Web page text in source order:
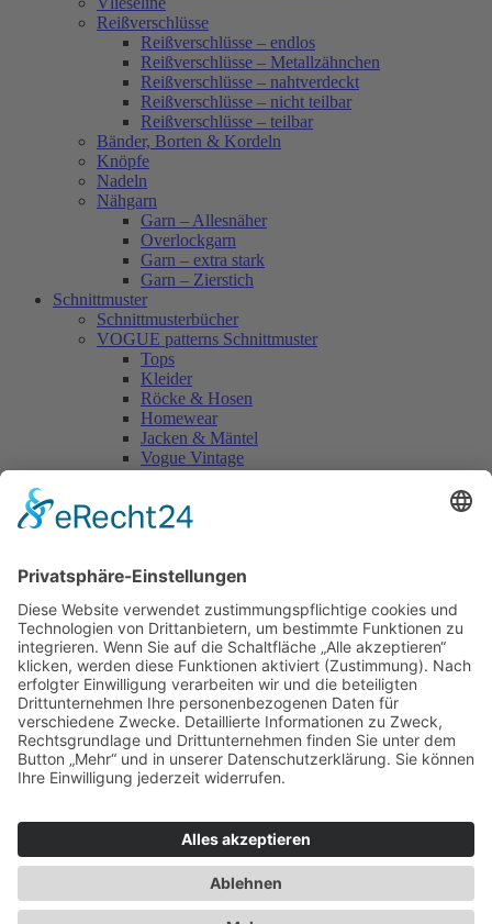
Reißverschlüsse
Reißverschlüsse – endlos
Reißverschlüsse – Metallzähnchen
Reißverschlüsse – nahtverdeckt
Reißverschlüsse – nicht teilbar
Reißverschlüsse – teilbar
Bänder, Borten & Kordeln
Knöpfe
Nadeln
Nähgarn
Garn – Allesnäher
Overlockgarn
Garn – extra stark
Garn – Zierstich
Schnittmuster
Schnittmusterbücher
VOGUE patterns Schnittmuster
Tops
Kleider
Röcke & Hosen
Homewear
Jacken & Mäntel
Vogue Vintage
Accessoires
Kleider
Homewear
Jacken & Mäntel
Curvy
Herren
Kids
Burda Fantasy
Accessoires & Deko
NEU im Shop
SALE
Suchen
Bitte mindestens 5 Buschstaben oder Zahlen eingeben!
Vertrag widerrufen